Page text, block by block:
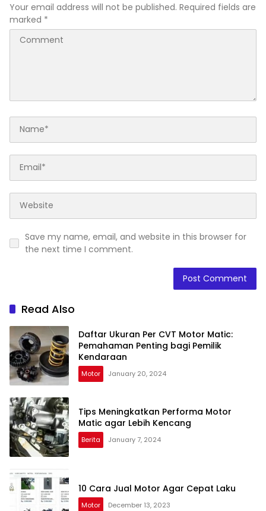
Your email address will not be published. Required fields are
marked *
Save my name, email, and website in this browser for
the next time I comment.
Read Also
Daftar Ukuran Per CVT Motor Matic:
Pemahaman Penting bagi Pemilik
Kendaraan
Motor January 20, 2024
Tips Meningkatkan Performa Motor
Matic agar Lebih Kencang
Berita January 7, 2024
10 Cara Jual Motor Agar Cepat Laku
Motor December 13, 2023